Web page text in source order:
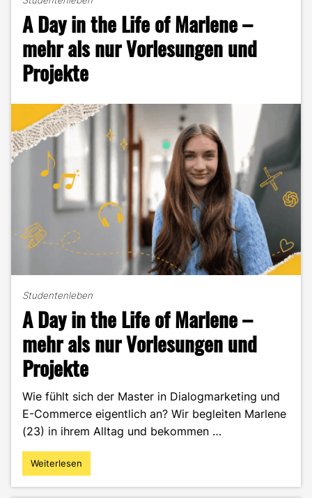
Ist
Studieren
nur
noch
Zeitverschwendung?"
A Day in the Life of Marlene –
mehr als nur Vorlesungen und
Projekte
Studentenleben
A Day in the Life of Marlene –
mehr als nur Vorlesungen und
Projekte
Wie fühlt sich der Master in Dialogmarketing und
E-Commerce eigentlich an? Wir begleiten Marlene
(23) in ihrem Alltag und bekommen …
"A
Day
Weiterlesen